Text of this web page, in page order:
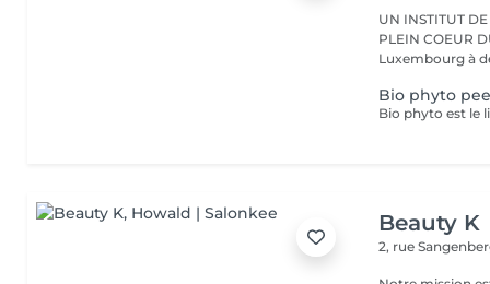
UN INSTITUT
PLEIN COEUR DU CENTRE
Luxembourg à
Bio phyto
Beauty K
2, rue